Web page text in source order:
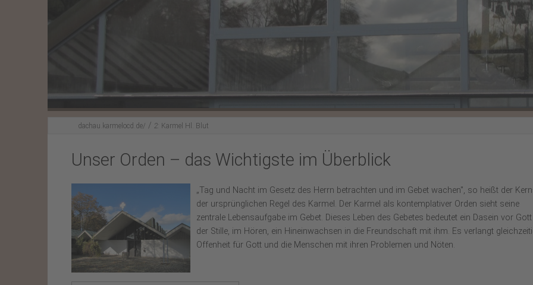
Bildmeditation
dachau.karmelocd.de/ / 2: Karmel Hl. Blut
Unser Orden – das Wichtigste im Überblick
„Tag und Nacht im Gesetz des Herrn betrachten und im Gebet wachen", so heißt der
der ursprünglichen Regel des Karmel. Der Karmel als kontemplativer Orden sieht seine
zentrale Lebensaufgabe im Gebet. Dieses Leben des Gebetes bedeutet ein Dasein vor
der Stille, im Hören, ein Hineinwachsen in die Freundschaft mit ihm. Es verlangt
Offenheit für Gott und die Menschen mit ihren Problemen und Nöten.